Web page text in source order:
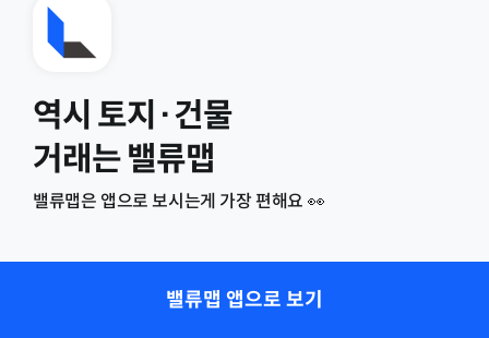
역시 토지·건물
거래는 밸류맵
밸류맵은 앱으로 보시는게 가장 편해요 👀
밸류맵 앱으로 보기